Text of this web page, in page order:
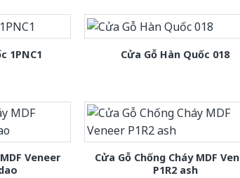
1PNC1 Cửa Gỗ Hàn Quốc 018
Veneer
Cửa Gỗ Chống Cháy MDF
P1R2 ash